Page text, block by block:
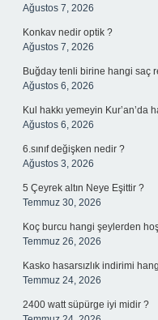
Ağustos 7, 2026
Konkav nedir optik ?
Ağustos 7, 2026
Buğday tenli birine hangi saç
Ağustos 6, 2026
Kul hakkı yemeyin Kur’an’da
Ağustos 6, 2026
6.sınıf değişken nedir ?
Ağustos 3, 2026
5 Çeyrek altın Neye Eşittir ?
Temmuz 30, 2026
Koç burcu hangi şeylerden
Temmuz 26, 2026
Kasko hasarsızlık indirimi
Temmuz 24, 2026
2400 watt süpürge iyi midir ?